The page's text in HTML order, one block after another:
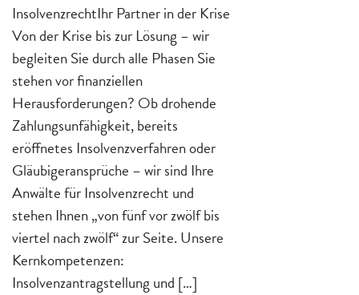
InsolvenzrechtIhr Partner in der Krise
Von der Krise bis zur Lösung – wir
begleiten Sie durch alle Phasen Sie
stehen vor finanziellen
Herausforderungen? Ob drohende
Zahlungsunfähigkeit, bereits
eröffnetes Insolvenzverfahren oder
Gläubigeransprüche – wir sind Ihre
Anwälte für Insolvenzrecht und
stehen Ihnen „von fünf vor zwölf bis
viertel nach zwölf“ zur Seite. Unsere
Kernkompetenzen:
Insolvenzantragstellung und […]